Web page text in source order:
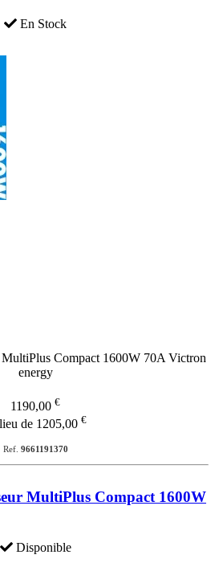
En Stock
1190,00 €
de 1205,00 €
Ref. 9661191370
MultiPlus Compact 1600W
Disponible